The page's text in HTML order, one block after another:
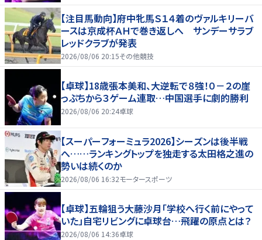
【注目馬動向】府中牝馬Ｓ１４着のヴァルキリーバ
ースは京成杯ＡＨで巻き返しへ サンデーサラブ
レッドクラブが発表
2026/08/06 20:15その他競技
【卓球】18歳張本美和、大逆転で８強！０－２の崖
っぷちから３ゲーム連取…中国選手に劇的勝利
2026/08/06 20:24卓球
【スーパーフォーミュラ2026】シーズンは後半戦
へ……ランキングトップを独走する太田格之進の
勢いは続くのか
2026/08/06 16:32モータースポーツ
【卓球】五輪狙う大藤沙月「学校へ行く前にやって
いた」自宅リビングに卓球台…飛躍の原点とは？
2026/08/06 14:36卓球